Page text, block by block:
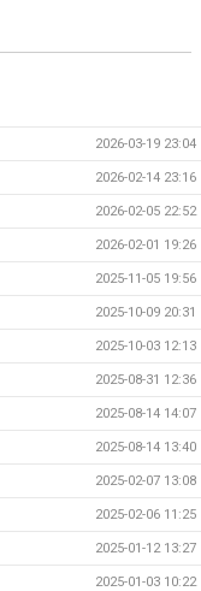
2026-03-19 23:04
2026-02-14 23:16
2026-02-05 22:52
2026-02-01 19:26
2025-11-05 19:56
2025-10-09 20:31
2025-10-03 12:13
2025-08-31 12:36
2025-08-14 14:07
2025-08-14 13:40
2025-02-07 13:08
2025-02-06 11:25
2025-01-12 13:27
2025-01-03 10:22